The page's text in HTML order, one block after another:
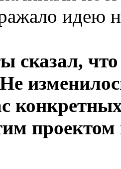
идею
сказал,